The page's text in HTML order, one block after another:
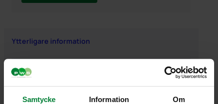
Samtycke Information Om
Ytterligare information
Ytterligare information
Vikt 1,000000 kg